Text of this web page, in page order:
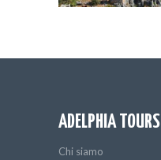
ADELPHIA TOURS
Chi siamo